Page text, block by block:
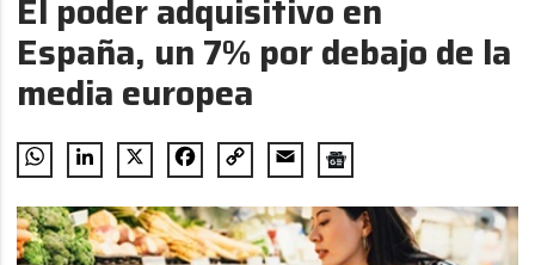
El poder adquisitivo en
España, un 7% por debajo de la
media europea
WhatsAppLinkedIn
X FacebookCopy
Email